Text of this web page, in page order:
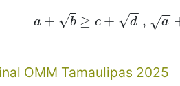
a + b
√ ≥ c + d
−
−
√ , a
−
−
√
a+b≥ c+d , a+b
OMM Tamaulipas 2025